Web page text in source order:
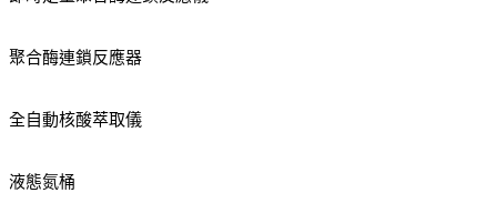
聚合酶連鎖反應器
全自動核酸萃取儀
液態氮桶